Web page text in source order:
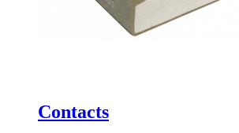
Contacts